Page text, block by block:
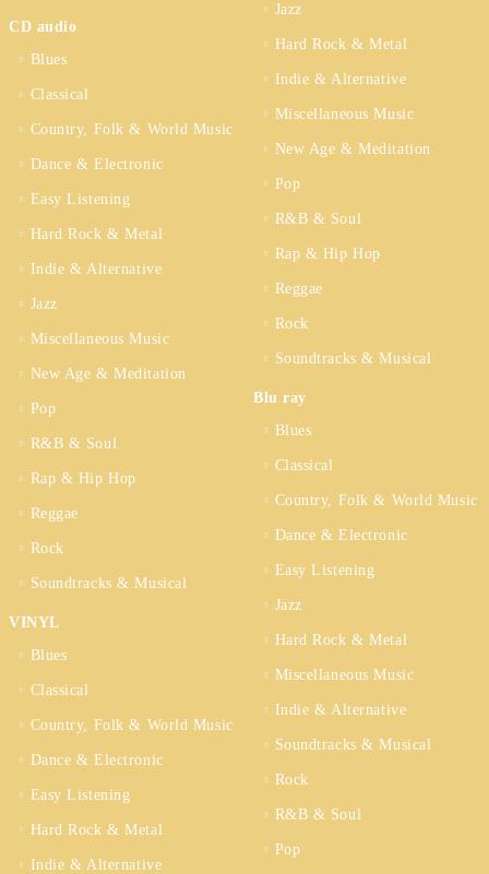
CD audio
Blues
Classical
Country, Folk & World Music
Dance & Electronic
Easy Listening
Hard Rock & Metal
Indie & Alternative
Jazz
Miscellaneous Music
New Age & Meditation
Pop
R&B & Soul
Rap & Hip Hop
Reggae
Rock
Soundtracks & Musical
VINYL
Blues
Classical
Country, Folk & World Music
Dance & Electronic
Easy Listening
Hard Rock & Metal
Indie & Alternative
Jazz
Hard Rock & Metal
Indie & Alternative
Miscellaneous Music
New Age & Meditation
Pop
R&B & Soul
Rap & Hip Hop
Reggae
Rock
Soundtracks & Musical
Blu ray
Blues
Classical
Country, Folk & World Music
Dance & Electronic
Easy Listening
Jazz
Hard Rock & Metal
Miscellaneous Music
Indie & Alternative
Soundtracks & Musical
Rock
R&B & Soul
Pop